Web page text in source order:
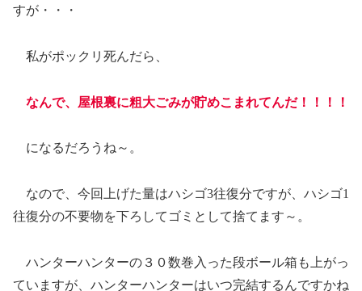
すが・・・
私がポックリ死んだら、
なんで、屋根裏に粗大ごみが貯めこまれてんだ！！！！
になるだろうね～。
なので、今回上げた量はハシゴ3往復分ですが、ハシゴ1
往復分の不要物を下ろしてゴミとして捨てます～。
ハンターハンターの３０数巻入った段ボール箱も上がっ
ていますが、ハンターハンターはいつ完結するんですかね